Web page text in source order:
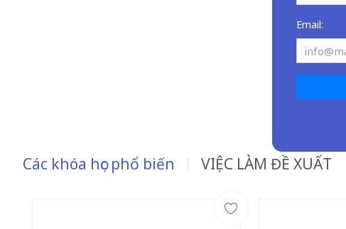
Email:
Các khóa học phổ biến VIỆC LÀM ĐỀ XUẤT